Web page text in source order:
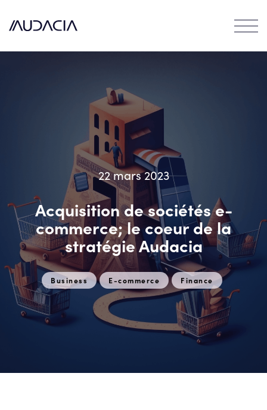
22 mars 2023
Acquisition de sociétés e-
commerce; le coeur de la
stratégie Audacia
Business E-commerce Finance